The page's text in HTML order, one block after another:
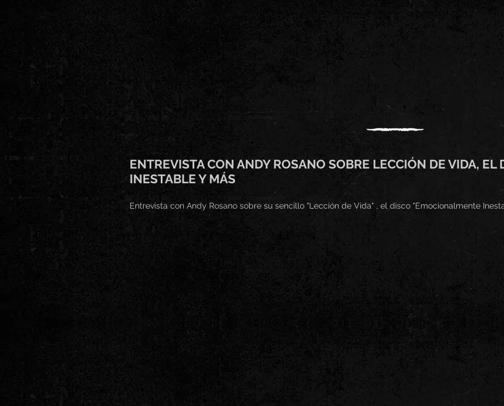
ENTREVISTA CON ANDY ROSANO SOBRE LECCIÓN DE VIDA,
INESTABLE Y MÁS
Entrevista con Andy Rosano sobre su sencillo "Lección de Vida" , el disco "Emocionalmente